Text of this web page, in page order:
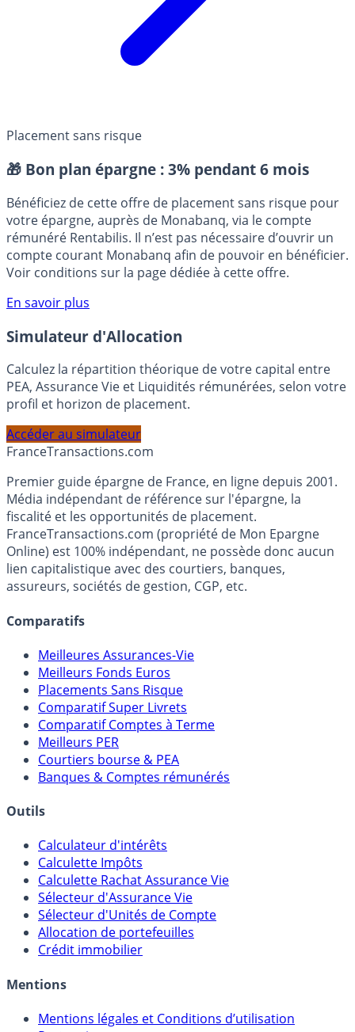
Placement sans risque
🎁 Bon plan épargne : 3% pendant 6 mois
Bénéficiez de cette offre de placement sans risque pour
votre épargne, auprès de Monabanq, via le compte
rémunéré Rentabilis. Il n’est pas nécessaire d’ouvrir un
compte courant Monabanq afin de pouvoir en bénéficier.
Voir conditions sur la page dédiée à cette offre.
En savoir plus
Simulateur d'Allocation
Calculez la répartition théorique de votre capital entre
PEA, Assurance Vie et Liquidités rémunérées, selon votre
profil et horizon de placement.
Accéder au simulateur
FranceTransactions.com
Premier guide épargne de France, en ligne depuis 2001.
Média indépendant de référence sur l'épargne, la
fiscalité et les opportunités de placement.
FranceTransactions.com (propriété de Mon Epargne
Online) est 100% indépendant, ne possède donc aucun
lien capitalistique avec des courtiers, banques,
Meilleures Assurances-Vie
Meilleurs Fonds Euros
Placements Sans Risque
Comparatif Super Livrets
Comparatif Comptes à Terme
Meilleurs PER
Courtiers bourse & PEA
Calculateur d'intérêts
Calculette Impôts
Calculette Rachat Assurance Vie
Sélecteur d'Assurance Vie
Sélecteur d'Unités de Compte
Allocation de portefeuilles